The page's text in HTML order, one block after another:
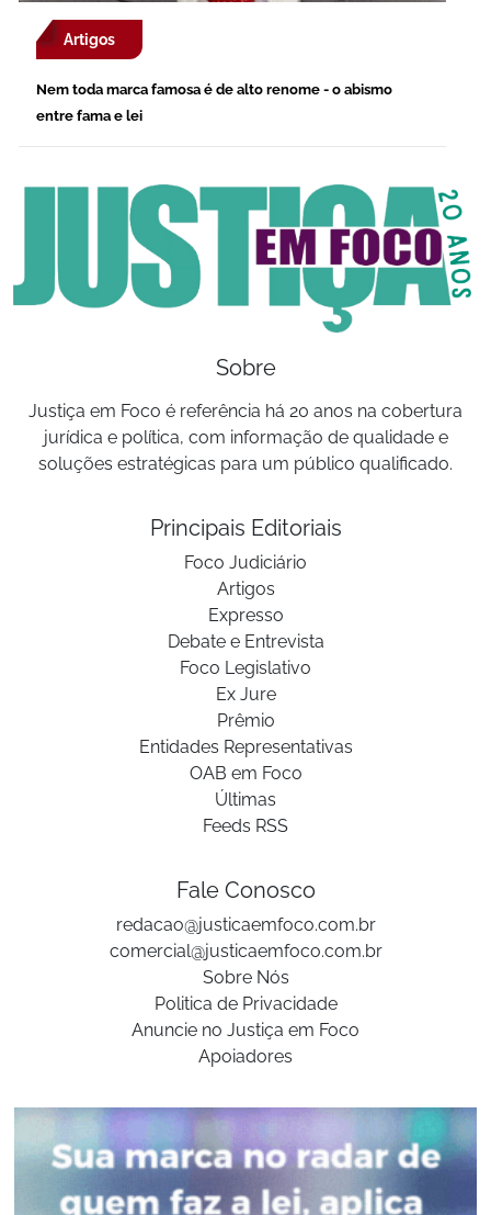
Artigos
Nem toda marca famosa é de alto renome - o abismo
entre fama e lei
Sobre
Justiça em Foco é referência há 20 anos na cobertura
jurídica e política, com informação de qualidade e
soluções estratégicas para um público qualificado.
Principais Editoriais
Foco Judiciário
Artigos
Expresso
Debate e Entrevista
Foco Legislativo
Ex Jure
Prêmio
Entidades Representativas
OAB em Foco
Últimas
Feeds RSS
Fale Conosco
redacao@justicaemfoco.com.br
comercial@justicaemfoco.com.br
Sobre Nós
Politica de Privacidade
Anuncie no Justiça em Foco
Apoiadores